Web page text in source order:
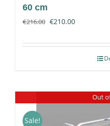
60 cm
€216.00 €210.00
Out
Sale!